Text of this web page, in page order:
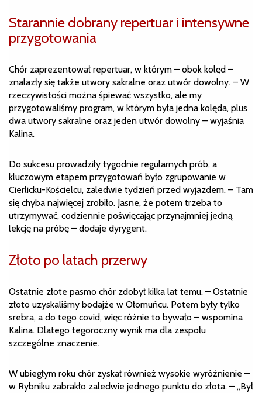
Starannie dobrany repertuar i intensywne
przygotowania
Chór zaprezentował repertuar, w którym – obok kolęd –
znalazły się także utwory sakralne oraz utwór dowolny. – W
rzeczywistości można śpiewać wszystko, ale my
przygotowaliśmy program, w którym była jedna kolęda, plus
dwa utwory sakralne oraz jeden utwór dowolny – wyjaśnia
Kalina.
Do sukcesu prowadziły tygodnie regularnych prób, a
kluczowym etapem przygotowań było zgrupowanie w
Cierlicku-Kościelcu, zaledwie tydzień przed wyjazdem. – Tam
się chyba najwięcej zrobiło. Jasne, że potem trzeba to
utrzymywać, codziennie poświęcając przynajmniej jedną
lekcję na próbę – dodaje dyrygent.
Złoto po latach przerwy
Ostatnie złote pasmo chór zdobył kilka lat temu. – Ostatnie
złoto uzyskaliśmy bodajże w Ołomuńcu. Potem były tylko
srebra, a do tego covid, więc różnie to bywało – wspomina
Kalina. Dlatego tegoroczny wynik ma dla zespołu
szczególne znaczenie.
W ubiegłym roku chór zyskał również wysokie wyróżnienie –
w Rybniku zabrakło zaledwie jednego punktu do złota. – „Był